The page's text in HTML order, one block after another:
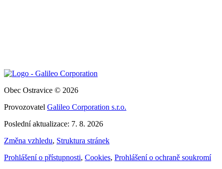
Obec Ostravice © 2026
Provozovatel Galileo Corporation s.r.o.
Poslední aktualizace: 7. 8. 2026
Změna vzhledu, Struktura stránek
Prohlášení o přístupnosti, Cookies, Prohlášení o ochraně soukromí